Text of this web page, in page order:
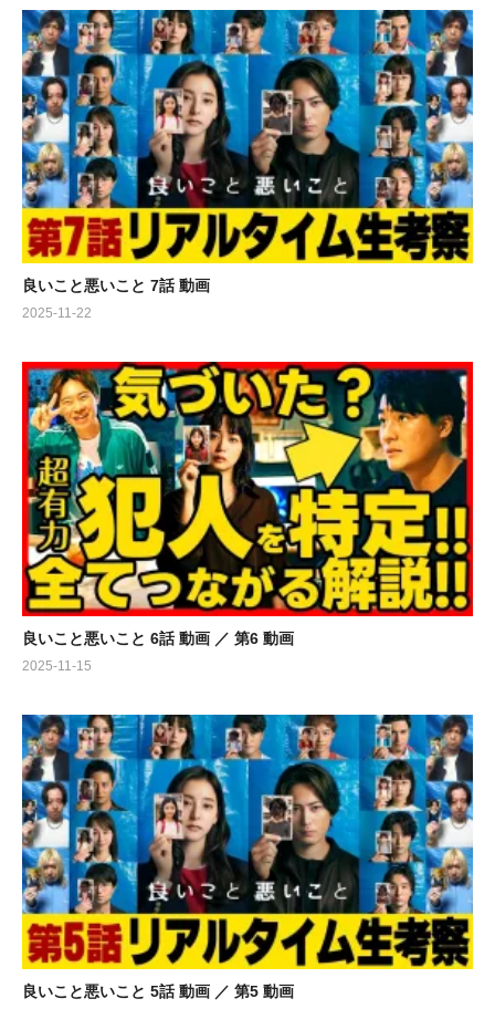
良いこと悪いこと 7話 動画
2025-11-22
良いこと悪いこと 6話 動画 ／ 第6 動画
2025-11-15
良いこと悪いこと 5話 動画 ／ 第5 動画